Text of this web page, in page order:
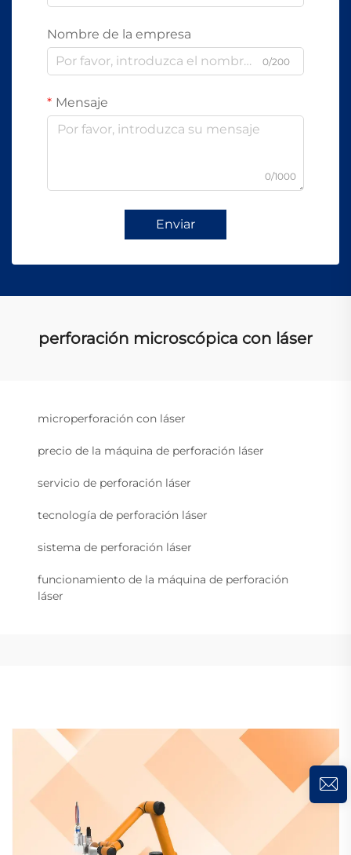
Nombre de la empresa
0/200
Mensaje
0/1000
Enviar
perforación microscópica con láser
microperforación con láser
precio de la máquina de perforación láser
servicio de perforación láser
tecnología de perforación láser
sistema de perforación láser
funcionamiento de la máquina de perforación
láser